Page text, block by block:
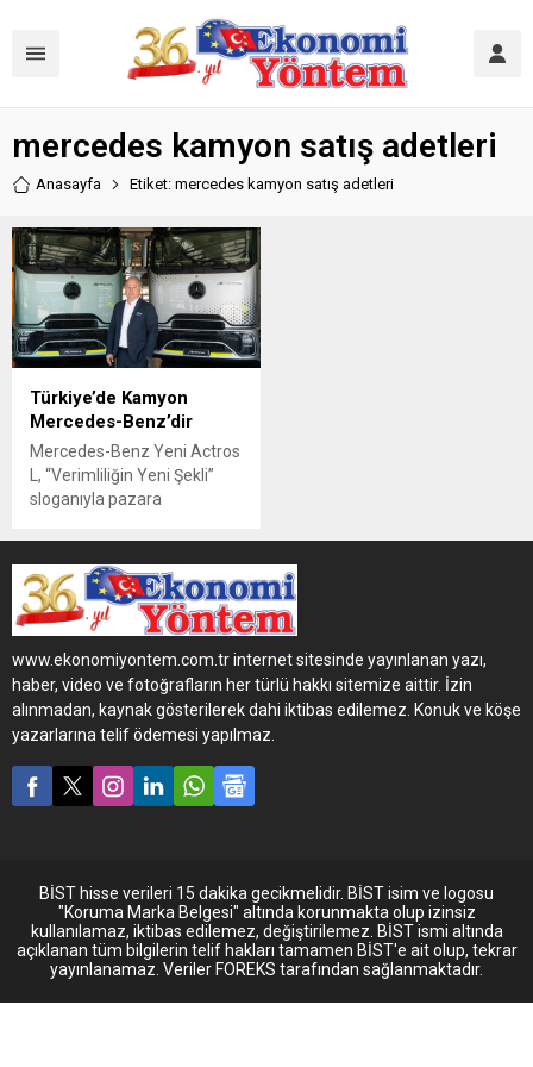
mercedes kamyon satış adetleri
Anasayfa Etiket: mercedes kamyon satış adetleri
Türkiye’de Kamyon
Mercedes-Benz’dir
Mercedes-Benz Yeni Actros
L, “Verimliliğin Yeni Şekli”
sloganıyla pazara
müşterilerden tam not aldı.
Bir kamyondaki
standartların çok üstündeki
tüm yenilikler, Yeni Actros
L’de hayat buldu. Yeni
Actros L, aerodinamik
ProCabin tasarımı, %7’ye
varan yakıt tasarrufu,
gelişmiş güvenlik sistemleri
donanımlarıyla
segmentinde fark yaratıyor.
www.ekonomiyontem.com.tr internet sitesinde yayınlanan yazı,
haber, video ve fotoğrafların her türlü hakkı sitemize aittir. İzin
alınmadan, kaynak gösterilerek dahi iktibas edilemez. Konuk ve köşe
yazarlarına telif ödemesi yapılmaz.
BİST hisse verileri 15 dakika gecikmelidir. BİST isim ve logosu
"Koruma Marka Belgesi" altında korunmakta olup izinsiz
kullanılamaz, iktibas edilemez, değiştirilemez. BİST ismi altında
açıklanan tüm bilgilerin telif hakları tamamen BİST'e ait olup, tekrar
yayınlanamaz. Veriler FOREKS tarafından sağlanmaktadır.